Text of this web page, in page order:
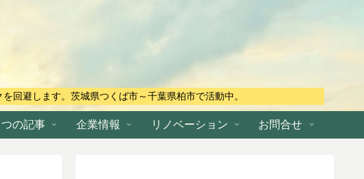
回避します。茨城県つくば市～千葉県柏市で活動中。
の記事 企業情報 リノベーション お問合せ